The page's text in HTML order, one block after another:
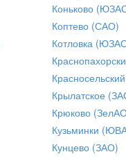
Коньково
Коптево (САО)
Котловка
Крылатское
Крюково
Кузьминки
Кунцево (ЗАО)